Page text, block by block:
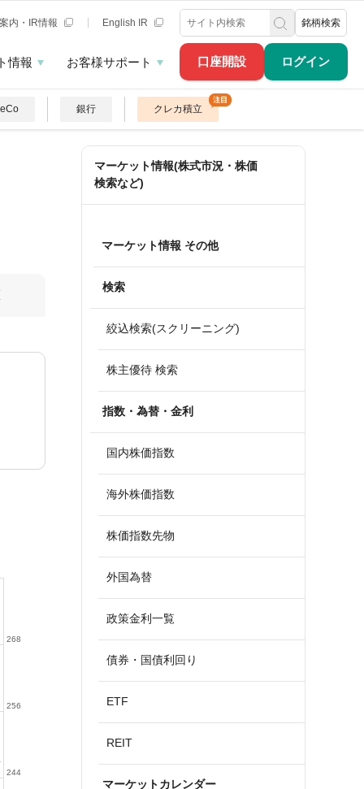
口座開設 ログイン
内・IR情報 English IR 銘柄検索
情報 お客様サポート
銀行 クレカ積立
244
256
268
マーケット情報(株式市況・株価
検索など)
マーケット情報 その他
検索
絞込検索(スクリーニング)
株主優待 検索
指数・為替・金利
国内株価指数
海外株価指数
株価指数先物
外国為替
政策金利一覧
債券・国債利回り
ETF
REIT
マーケットカレンダー